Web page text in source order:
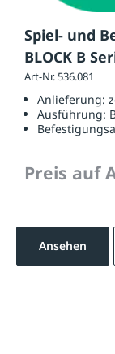
Spiel- und
BLOCK B
Art-Nr. 536.081
Anlieferung:
Ausführung:
Preis auf
Ansehen